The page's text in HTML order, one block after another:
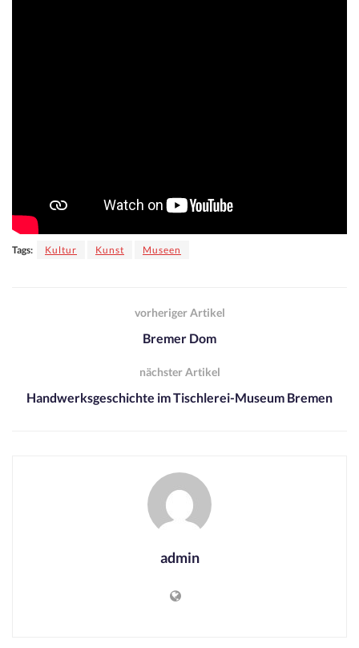
Tags: Kultur Kunst Museen
vorheriger Artikel
Bremer Dom
nächster Artikel
Handwerksgeschichte im Tischlerei-Museum Bremen
admin